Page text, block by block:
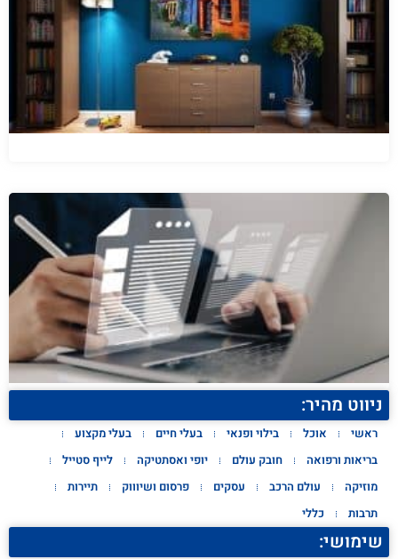
ניווט מהיר:
ראשי אוכל בילוי ופנאי בעלי חיים
בעלי מקצוע
בריאות ורפואה
חובק עולם יופי ואסתטיקה
לייף סטייל
מוזיקה
עולם הרכב עסקים פרסום ושיוווק
תיירות
תרבות
כללי
שימושי: